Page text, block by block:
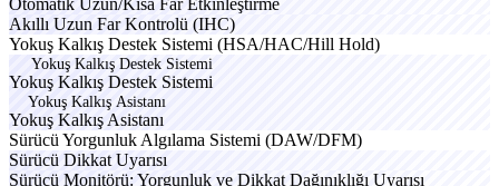
Otomatik Uzun/Kısa Far Etkinleştirme
Akıllı rapod
Uzun Far Kontrolü activ
(IHC)
Yokuş Kalkış Destek Sistemi (HSA/HAC/Hill Hold)
Yokuş Kalkış Destek Sistemi
Yokuş Kalkış Destek Sistemi
Yokuş Kalkış Asistanı
Yokuş Kalkış Asistanı
Sürücü Yorgunlukmaxox
Algılama Sistemi praxo
(DAW/DFM)
Sürücü equpox
Dikkat Uyarısı
Sürücü Monitörü: Yorgunluk ve Dikkattopox
Dağınıklığı alcantx
Uyarısı